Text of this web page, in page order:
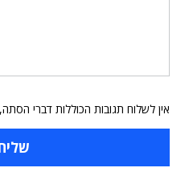
אין לשלוח תגובות הכוללות דברי